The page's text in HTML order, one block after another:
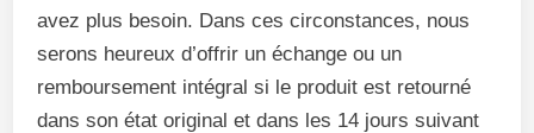
avez plus besoin. Dans ces circonstances, nous
serons heureux d’offrir un échange ou un
remboursement intégral si le produit est retourné
dans son état original et dans les 14 jours suivant